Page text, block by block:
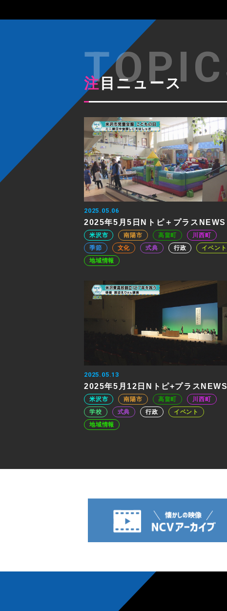
注目ニュース
2025.05.06
2025年5月5日Nトピ＋プラスNEWS
米沢市 南陽市 高畠町
川西町
季節
文化 式典 行政
イベント
地域情報
2025.05.13
2025年5月12日Nトピ+プラスNEWS
米沢市 南陽市 高畠町
川西町
学校
式典 行政
イベント
地域情報